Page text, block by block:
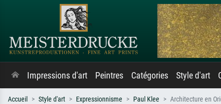
Impressions d'art Peintres Catégories Style d'art
Accueil Style d'art Expressionnisme Paul Klee Architecture en